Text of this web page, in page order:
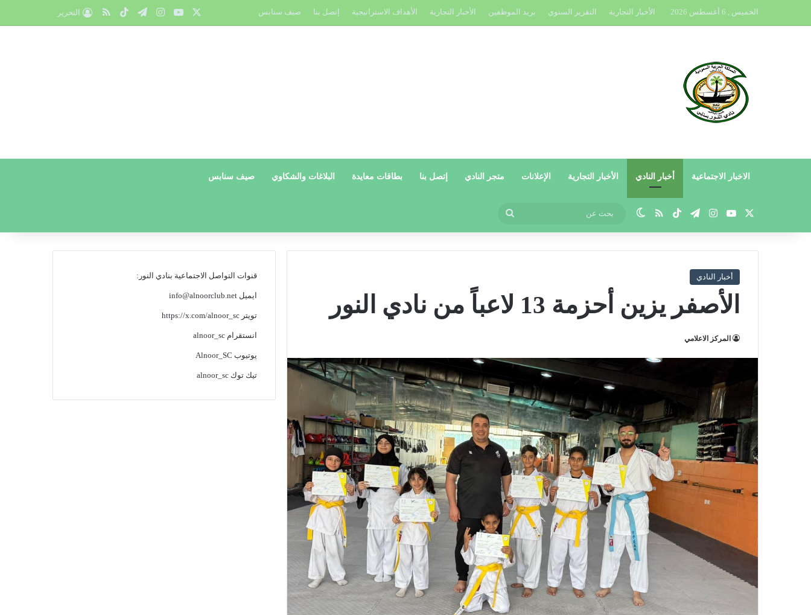
الخميس , 6 أغسطس 2026 الأخبار التجارية التقرير السنوي بريد الموظفين الأخبار التجارية الأهداف الاستراتيجية إتصل بنا صيف سنابس يوتيوبانستقرام
تيلقرام‫TikTokملخص الموقع RSS
التحرير
الاخبار الاجتماعية أخبار النادي الأخبار التجارية الإعلانات متجر النادي إتصل بنا بطاقات معايدة البلاغات والشكاوي صيف سنابس
يوتيوبانستقرام
تيلقرام‫TikTokملخص الموقع RSS
الوضع المظلم
عن
أخبار النادي
الأصفر يزين أحزمة 13 لاعباً من نادي النور
المركز الاعلامي
قنوات التواصل الاجتماعية بنادي النور:
ايميلinfo@alnoorclub.net
تويترhttps://x.com/alnoor_sc
انستقرامalnoor_sc
يوتيوب Alnoor_SC
تيك توكalnoor_sc